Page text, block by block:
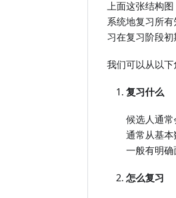
上面这张结构
系统地复习所
习在复习阶段
我们可以从以
复习什么
候选人通
通常从基
一般有明
怎么复习